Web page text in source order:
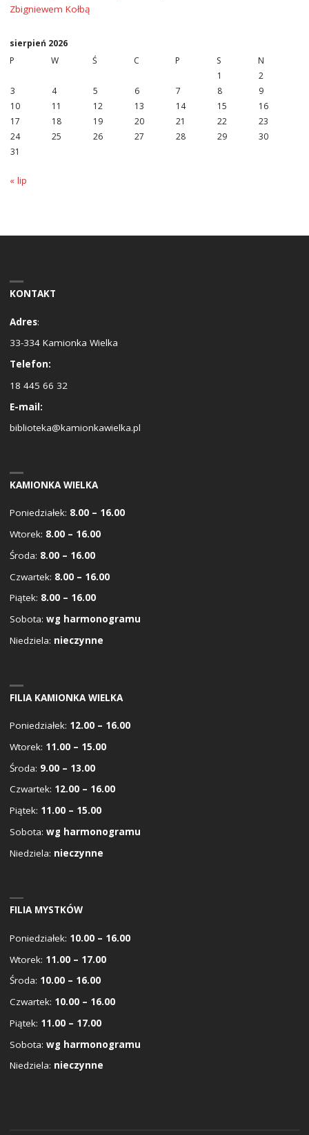
Zbigniewem Kołbą
sierpień 2026
P
W Ś C P S
N
1
2
3
4 5 6 7 8
9
10
11 12 13 14 15
16
17
18 19 20 21 22
23
24
25 26 27 28 29
30
31
« lip
KONTAKT
Adres:
33-334 Kamionka Wielka
Telefon:
18 445 66 32
E-mail:
biblioteka@kamionkawielka.pl
KAMIONKA WIELKA
Poniedziałek: 8.00 – 16.00
Wtorek: 8.00 – 16.00
Środa: 8.00 – 16.00
Czwartek: 8.00 – 16.00
Piątek: 8.00 – 16.00
Sobota: wg harmonogramu
Niedziela: nieczynne
FILIA KAMIONKA WIELKA
Poniedziałek: 12.00 – 16.00
Wtorek: 11.00 – 15.00
Środa: 9.00 – 13.00
Czwartek: 12.00 – 16.00
Piątek: 11.00 – 15.00
Sobota: wg harmonogramu
Niedziela: nieczynne
FILIA MYSTKÓW
Poniedziałek: 10.00 – 16.00
Wtorek: 11.00 – 17.00
Środa: 10.00 – 16.00
Czwartek: 10.00 – 16.00
Piątek: 11.00 – 17.00
Sobota: wg harmonogramu
Niedziela: nieczynne